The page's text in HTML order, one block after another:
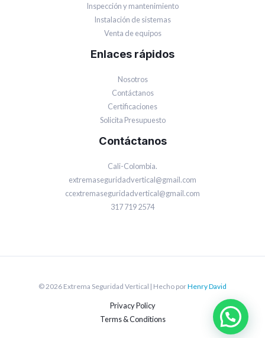
Inspección y mantenimiento
Instalación de sistemas
Venta de equipos
Enlaces rápidos
Nosotros
Contáctanos
Certificaciones
Solicita Presupuesto
Contáctanos
Cali-Colombia.
extremaseguridadvertical@gmail.com
ccextremaseguridadvertical@gmail.com
317 719 2574
© 2026 Extrema Seguridad Vertical | Hecho porHenry David
Privacy Policy
Terms & Conditions